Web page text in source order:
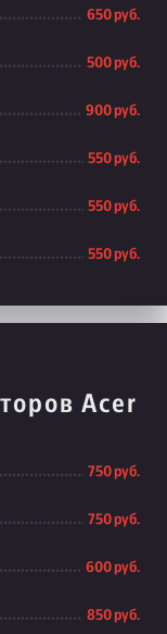
650 руб.
500 руб.
900 руб.
550 руб.
550 руб.
550 руб.
Acer
750 руб.
750 руб.
600 руб.
850 руб.